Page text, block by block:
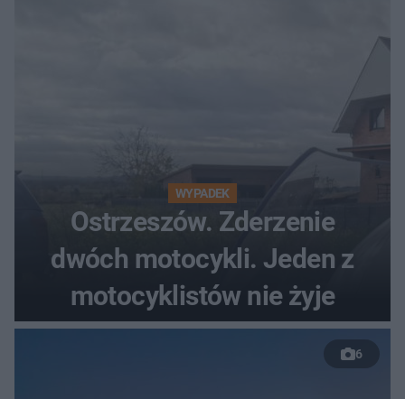
WYPADEK
Ostrzeszów. Zderzenie
dwóch motocykli. Jeden z
motocyklistów nie żyje
6